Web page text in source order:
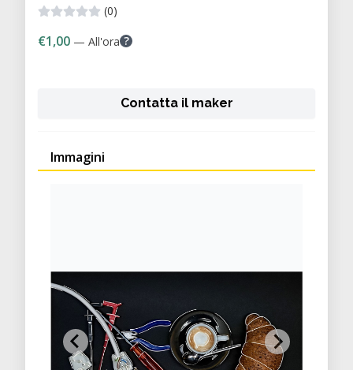
(0)
€1,00 — All'ora ?
Contatta il maker
Immagini